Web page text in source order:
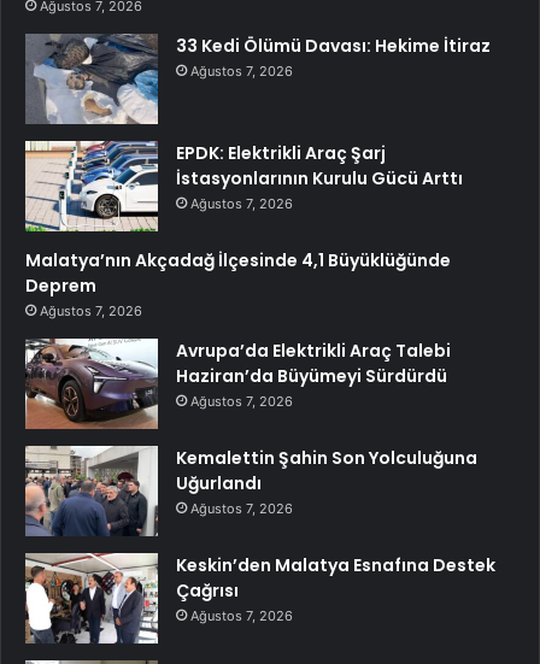
Ağustos 7, 2026
33 Kedi Ölümü Davası: Hekime İtiraz
Ağustos 7, 2026
EPDK: Elektrikli Araç Şarj
İstasyonlarının Kurulu Gücü Arttı
Ağustos 7, 2026
Malatya’nın Akçadağ İlçesinde 4,1 Büyüklüğünde
Deprem
Ağustos 7, 2026
Avrupa’da Elektrikli Araç Talebi
Haziran’da Büyümeyi Sürdürdü
Ağustos 7, 2026
Kemalettin Şahin Son Yolculuğuna
Uğurlandı
Ağustos 7, 2026
Keskin’den Malatya Esnafına Destek
Çağrısı
Ağustos 7, 2026